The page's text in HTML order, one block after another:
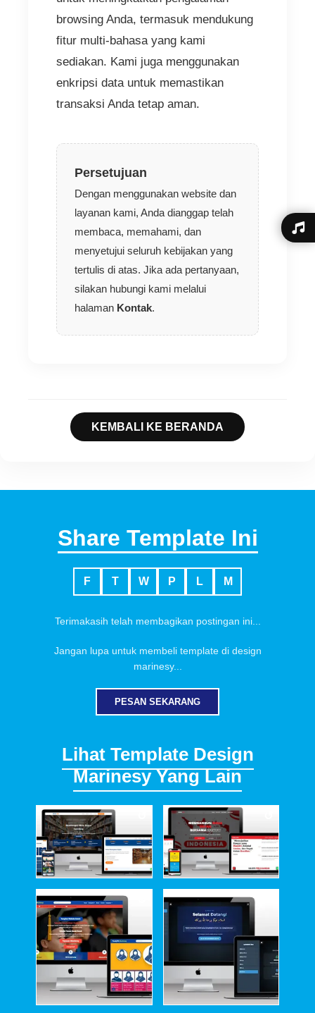
browsing Anda, termasuk mendukung
fitur multi-bahasa yang kami
sediakan. Kami juga menggunakan
enkripsi data untuk memastikan
transaksi Anda tetap aman.
Persetujuan
Dengan menggunakan website dan
layanan kami, Anda dianggap telah
membaca, memahami, dan
menyetujui seluruh kebijakan yang
tertulis di atas. Jika ada pertanyaan,
silakan hubungi kami melalui
halaman Kontak.
KEMBALI KE BERANDA
Share Template Ini
F T W P L M
Terimakasih telah membagikan postingan ini...
Jangan lupa untuk membeli template di design
marinesy...
PESAN SEKARANG
Lihat Template Design
Marinesy Yang Lain